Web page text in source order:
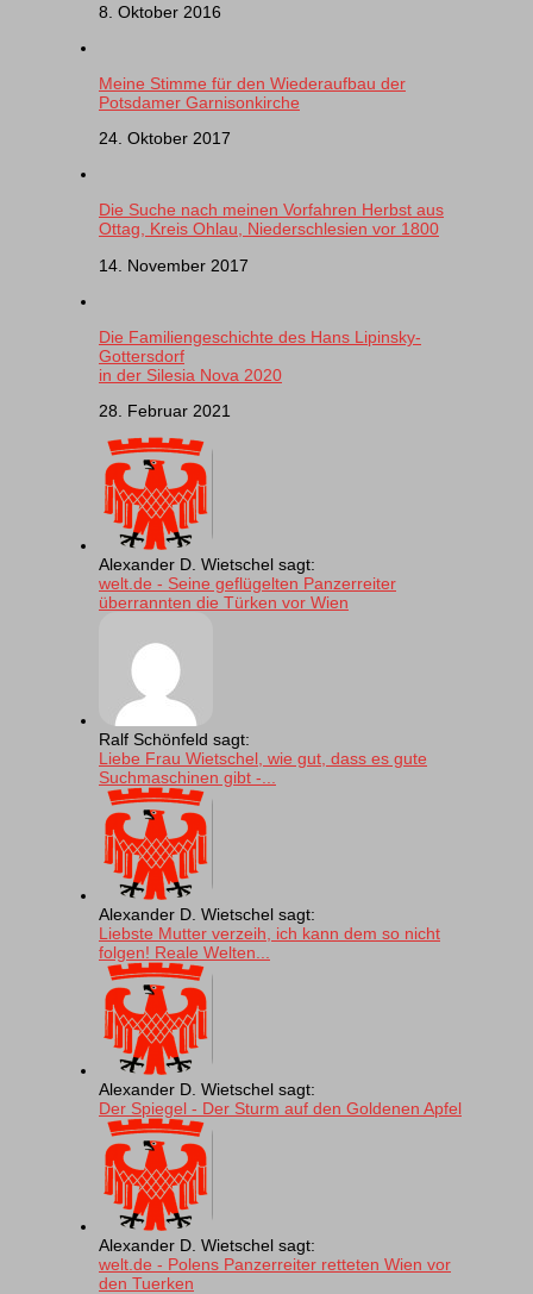
8. Oktober 2016
Meine Stimme für den Wiederaufbau der
Potsdamer Garnisonkirche
24. Oktober 2017
Die Suche nach meinen Vorfahren Herbst aus
Ottag, Kreis Ohlau, Niederschlesien vor 1800
14. November 2017
Die Familiengeschichte des Hans Lipinsky-
Gottersdorf
in der Silesia Nova 2020
28. Februar 2021
Alexander D. Wietschel sagt:
welt.de - Seine geflügelten Panzerreiter
überrannten die Türken vor Wien
Ralf Schönfeld sagt:
Liebe Frau Wietschel, wie gut, dass es gute
Suchmaschinen gibt -...
Alexander D. Wietschel sagt:
Liebste Mutter verzeih, ich kann dem so nicht
folgen! Reale Welten...
Alexander D. Wietschel sagt:
Der Spiegel - Der Sturm auf den Goldenen Apfel
Alexander D. Wietschel sagt:
welt.de - Polens Panzerreiter retteten Wien vor
den Tuerken